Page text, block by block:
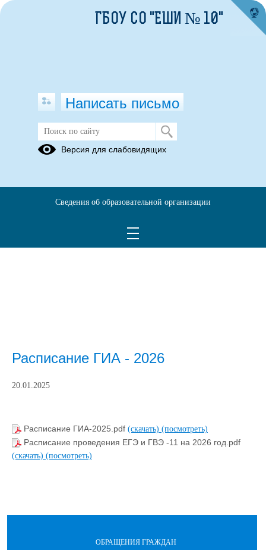
Расписание ГИА - 2026
20.01.2025
Расписание ГИА-2025.pdf (скачать) (посмотреть)
Расписание проведения ЕГЭ и ГВЭ -11 на 2026 год.pdf
(скачать) (посмотреть)
ОБРАЩЕНИЯ ГРАЖДАН
ГБОУ СО "ЕШИ № 10"
Написать письмо
Версия для слабовидящих
Сведения об образовательной организации